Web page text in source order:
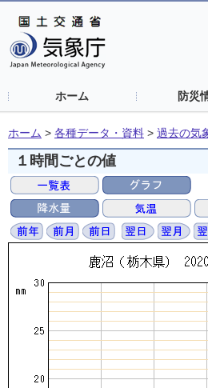
ホーム 防災
ホーム > 各種データ・資料 > 過去の気
１時間ごとの値